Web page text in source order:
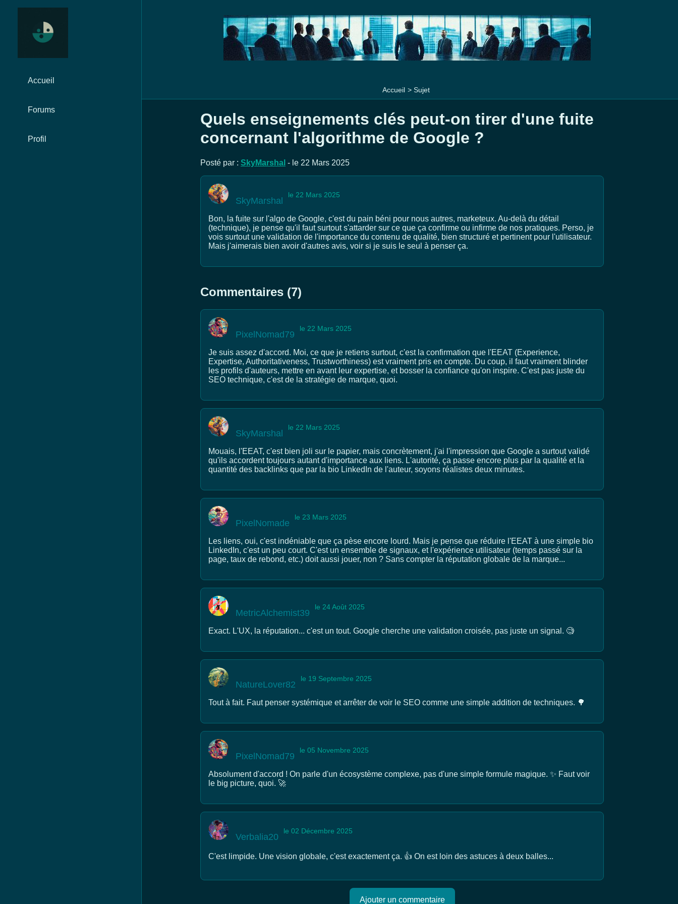
Accueil > Sujet
Accueil
Forums
Profil
Quels enseignements clés peut-on tirer d'une fuite
concernant l'algorithme de Google ?
Posté par : SkyMarshal - le 22 Mars 2025
SkyMarshal
le 22 Mars 2025
Bon, la fuite sur l'algo de Google, c'est du pain béni pour nous autres, marketeux. Au-delà du détail
(technique), je pense qu'il faut surtout s'attarder sur ce que ça confirme ou infirme de nos pratiques. Perso, je
vois surtout une validation de l'importance du contenu de qualité, bien structuré et pertinent pour l'utilisateur.
Mais j'aimerais bien avoir d'autres avis, voir si je suis le seul à penser ça.
Commentaires (7)
PixelNomad79
le 22 Mars 2025
Je suis assez d'accord. Moi, ce que je retiens surtout, c'est la confirmation que l'EEAT (Experience,
Expertise, Authoritativeness, Trustworthiness) est vraiment pris en compte. Du coup, il faut vraiment blinder
les profils d'auteurs, mettre en avant leur expertise, et bosser la confiance qu'on inspire. C'est pas juste du
SEO technique, c'est de la stratégie de marque, quoi.
SkyMarshal
le 22 Mars 2025
Mouais, l'EEAT, c'est bien joli sur le papier, mais concrètement, j'ai l'impression que Google a surtout validé
qu'ils accordent toujours autant d'importance aux liens. L'autorité, ça passe encore plus par la qualité et la
quantité des backlinks que par la bio LinkedIn de l'auteur, soyons réalistes deux minutes.
PixelNomade
le 23 Mars 2025
Les liens, oui, c'est indéniable que ça pèse encore lourd. Mais je pense que réduire l'EEAT à une simple bio
LinkedIn, c'est un peu court. C'est un ensemble de signaux, et l'expérience utilisateur (temps passé sur la
page, taux de rebond, etc.) doit aussi jouer, non ? Sans compter la réputation globale de la marque...
MetricAlchemist39
le 24 Août 2025
Exact. L'UX, la réputation... c'est un tout. Google cherche une validation croisée, pas juste un signal. 🧐
NatureLover82
le 19 Septembre 2025
Tout à fait. Faut penser systémique et arrêter de voir le SEO comme une simple addition de techniques. 🌳
PixelNomad79
le 05 Novembre 2025
Absolument d'accord ! On parle d'un écosystème complexe, pas d'une simple formule magique. ✨ Faut voir
le big picture, quoi. 🚀
Verbalia20
le 02 Décembre 2025
C'est limpide. Une vision globale, c'est exactement ça. 👍 On est loin des astuces à deux balles...
Ajouter un commentaire